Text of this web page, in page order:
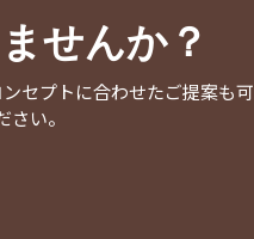
せんか？
セプトに合わせたご提案も可
い。